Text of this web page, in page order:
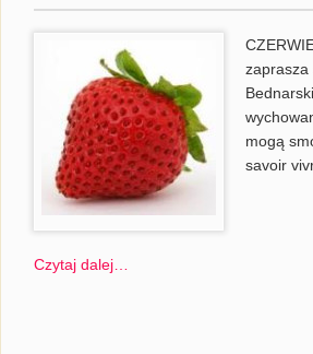
zaprasza
mogą
savoir
Czytaj dalej…